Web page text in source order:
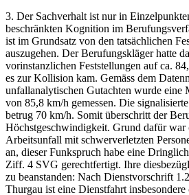
3. Der Sachverhalt ist nur in
beschränkten Kognition im
ist im Grundsatz von den tatsächlichen
auszugehen. Der Berufungskläger hatte
vorinstanzlichen Feststellungen auf ca.
es zur Kollision kam. Gemäss dem
unfallanalytischen Gutachten wurde eine
von 85,8 km/h gemessen. Die
betrug 70 km/h. Somit überschritt der
Höchstgeschwindigkeit. Grund dafür war
Arbeitsunfall mit schwerverletzten
an, dieser Funkspruch habe eine
Ziff. 4 SVG gerechtfertigt. Ihre
zu beanstanden: Nach Dienstvorschrift
Thurgau ist eine Dienstfahrt